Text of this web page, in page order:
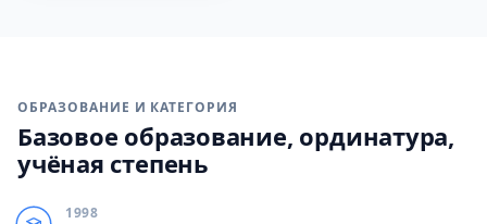
ОБРАЗОВАНИЕ И КАТЕГОРИЯ
Базовое образование, ординатура,
учёная степень
1998